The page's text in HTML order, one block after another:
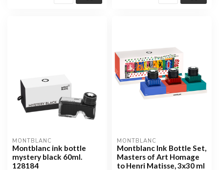
MONTBLANC
Montblanc ink bottle
mystery black 60ml.
128184
MONTBLANC
Montblanc Ink Bottle Set,
Masters of Art Homage
to Henri Matisse, 3x30 ml